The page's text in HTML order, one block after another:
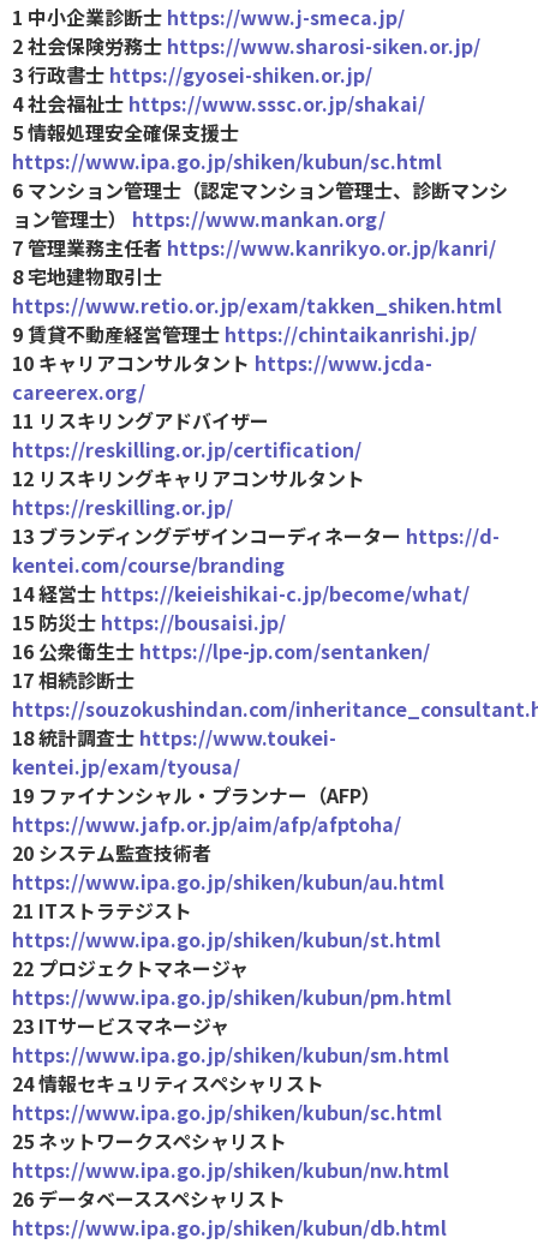
1 中小企業診断士 https://www.j-smeca.jp/
2 社会保険労務士 https://www.sharosi-siken.or.jp/
3 行政書士 https://gyosei-shiken.or.jp/
4 社会福祉士 https://www.sssc.or.jp/shakai/
5 情報処理安全確保支援士
https://www.ipa.go.jp/shiken/kubun/sc.html
6 マンション管理士（認定マンション管理士、診断マンシ
ョン管理士） https://www.mankan.org/
7 管理業務主任者 https://www.kanrikyo.or.jp/kanri/
8 宅地建物取引士
https://www.retio.or.jp/exam/takken_shiken.html
9 賃貸不動産経営管理士 https://chintaikanrishi.jp/
10 キャリアコンサルタント https://www.jcda-
careerex.org/
11 リスキリングアドバイザー
https://reskilling.or.jp/certification/
12 リスキリングキャリアコンサルタント
https://reskilling.or.jp/
13 ブランディングデザインコーディネーター https://d-
kentei.com/course/branding
14 経営士 https://keieishikai-c.jp/become/what/
15 防災士 https://bousaisi.jp/
16 公衆衛生士 https://lpe-jp.com/sentanken/
17 相続診断士
https://souzokushindan.com/
18 統計調査士 https://www.toukei-
kentei.jp/exam/tyousa/
19 ファイナンシャル・プランナー（AFP）
https://www.jafp.or.jp/aim/afp/afptoha/
20 システム監査技術者
https://www.ipa.go.jp/shiken/kubun/au.html
21 ITストラテジスト
https://www.ipa.go.jp/shiken/kubun/st.html
22 プロジェクトマネージャ
https://www.ipa.go.jp/shiken/kubun/pm.html
23 ITサービスマネージャ
https://www.ipa.go.jp/shiken/kubun/sm.html
24 情報セキュリティスペシャリスト
https://www.ipa.go.jp/shiken/kubun/sc.html
25 ネットワークスペシャリスト
https://www.ipa.go.jp/shiken/kubun/nw.html
26 データベーススペシャリスト
https://www.ipa.go.jp/shiken/kubun/db.html